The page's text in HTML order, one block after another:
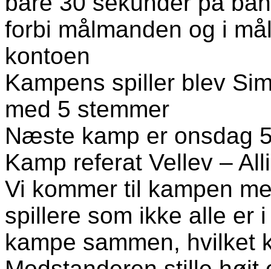
forbi målmanden og i
kontoen
Kampens spiller blev
med 5 stemmer
Næste kamp er onsdag
Kamp referat Vellev –
Vi kommer til kampen
spillere som ikke alle er
kampe sammen, hvilket